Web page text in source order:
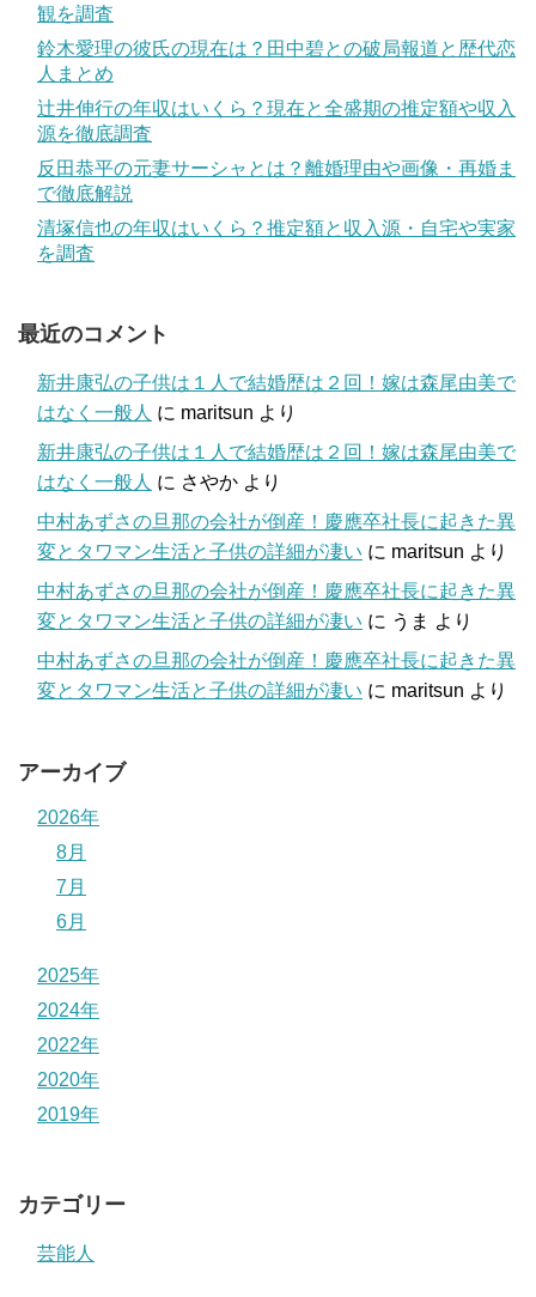
観を調査
鈴木愛理の彼氏の現在は？田中碧との破局報道と歴代恋
人まとめ
辻井伸行の年収はいくら？現在と全盛期の推定額や収入
源を徹底調査
反田恭平の元妻サーシャとは？離婚理由や画像・再婚ま
で徹底解説
清塚信也の年収はいくら？推定額と収入源・自宅や実家
を調査
最近のコメント
新井康弘の子供は１人で結婚歴は２回！嫁は森尾由美で
はなく一般人 に maritsun より
新井康弘の子供は１人で結婚歴は２回！嫁は森尾由美で
はなく一般人 に さやか より
中村あずさの旦那の会社が倒産！慶應卒社長に起きた異
変とタワマン生活と子供の詳細が凄い に maritsun より
中村あずさの旦那の会社が倒産！慶應卒社長に起きた異
変とタワマン生活と子供の詳細が凄い に うま より
中村あずさの旦那の会社が倒産！慶應卒社長に起きた異
変とタワマン生活と子供の詳細が凄い に maritsun より
アーカイブ
2026年
8月
7月
6月
2025年
2024年
2022年
2020年
2019年
カテゴリー
芸能人